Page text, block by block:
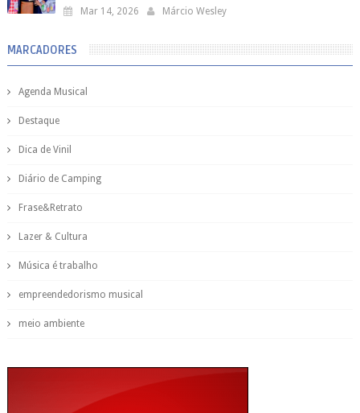
Mar 14, 2026 Márcio Wesley
MARCADORES
Agenda Musical
Destaque
Dica de Vinil
Diário de Camping
Frase&Retrato
Lazer & Cultura
Música é trabalho
empreendedorismo musical
meio ambiente